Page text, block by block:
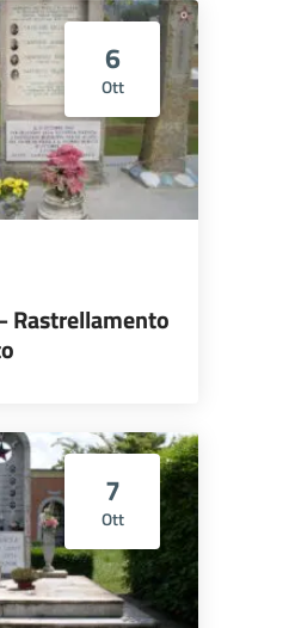
6
Ott
Rastrellamento
7
Ott